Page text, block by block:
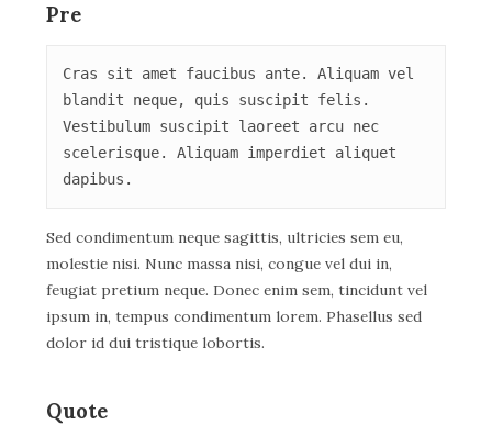
Pre
Cras sit amet faucibus ante. Aliquam vel
blandit neque, quis suscipit felis.
Vestibulum suscipit laoreet arcu nec
scelerisque. Aliquam imperdiet aliquet
dapibus.
Sed condimentum neque sagittis, ultricies sem eu,
molestie nisi. Nunc massa nisi, congue vel dui in,
feugiat pretium neque. Donec enim sem, tincidunt vel
ipsum in, tempus condimentum lorem. Phasellus sed
dolor id dui tristique lobortis.
Quote